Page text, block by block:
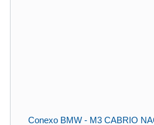
Conexo BMW - M3 CABRIO